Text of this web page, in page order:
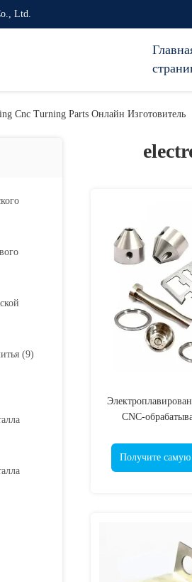
Ltd.
Cnc Turning Parts Онлайн Изготовитель
(9)
CNC-
Получите